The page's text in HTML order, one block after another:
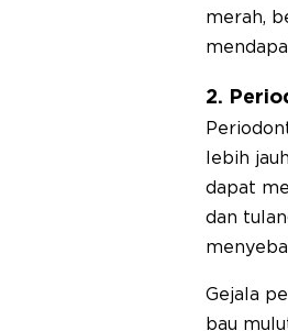
merah,
2.
lebih
dapat
dan
Gejala
bau